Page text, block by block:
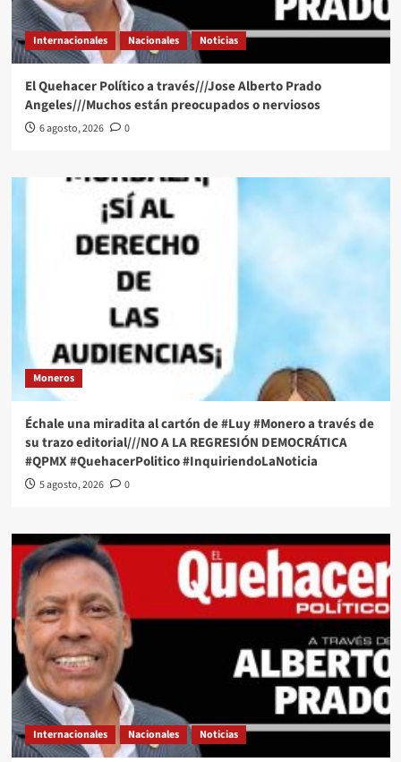
Internacionales Nacionales Noticias
El Quehacer Político a través///Jose Alberto Prado
Angeles///Muchos están preocupados o nerviosos
6 agosto, 2026 0
Moneros
Échale una miradita al cartón de #Luy #Monero a través de
su trazo editorial///NO A LA REGRESIÓN DEMOCRÁTICA
#QPMX #QuehacerPolitico #InquiriendoLaNoticia
5 agosto, 2026 0
Internacionales Nacionales Noticias